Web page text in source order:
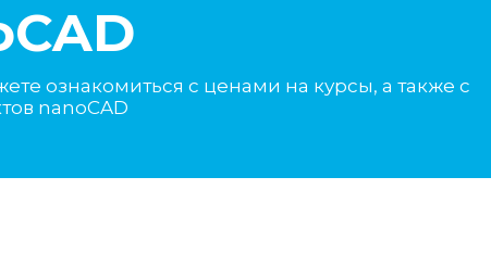
ознакомиться с ценами на курсы, а также с
nanoCAD